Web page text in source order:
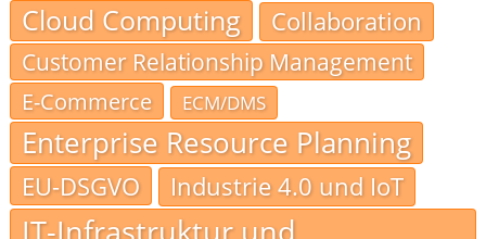
Cloud Computing Collaboration
Customer Relationship Management
E-Commerce
ECM/DMS
Enterprise Resource Planning
EU-DSGVO Industrie 4.0 und IoT
IT-Infrastruktur und